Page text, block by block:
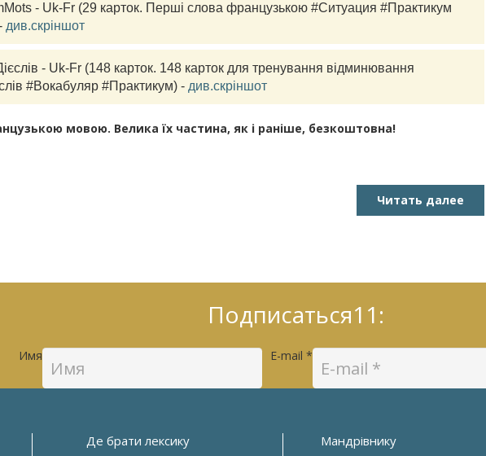
- Uk-Fr (29 карток. Перші слова французькою #Ситуация #Практикум
див.скріншот
- Uk-Fr (148 карток. 148 карток для тренування відминювання
#Вокабуляр #Практикум) - див.скріншот
мовою. Велика їх частина, як і раніше, безкоштовна!
Читать далее
Подписаться11:
Имя E-mail *
Де брати лексику Мандрівнику